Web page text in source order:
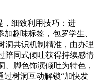
细致利用技巧：进
趣味标签，包罗学生、
洞共识机制精准，由办理
陪同式倾吐获得持续感情
脚色饰演倾吐为特色，
过树洞互动解锁“加快发